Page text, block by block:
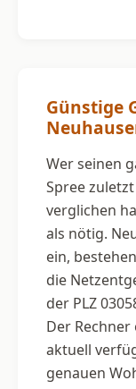
Günstige
Wer seinen
Spree
verglichen
als nötig.
ein,
die
der PLZ
Der
aktuell
genauen